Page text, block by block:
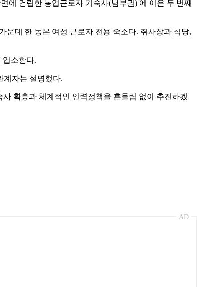
에 건립한 농업근로자 기숙사(남부권) 에 이은 두 번째
운데 한 동은 여성 근로자 전용 숙소다. 취사장과 식당,
입소한다.
계자는 설명했다.
확충과 체계적인 인력정책을 흔들림 없이 추진하겠
AD